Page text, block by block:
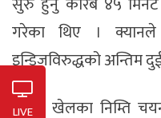
गरेका थिए । क्यानले
इन्डिजविरुद्धको अन्तिम
छनोट खेलका निम्ति
LIVE